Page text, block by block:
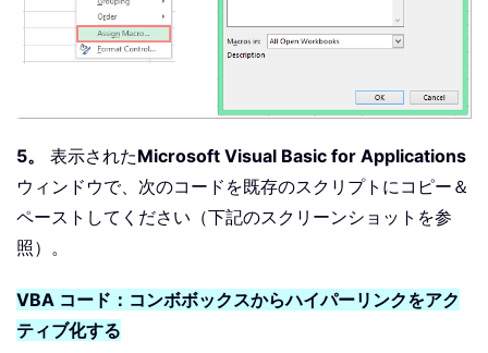
5。 表示されたMicrosoft Visual Basic for Applications
ウィンドウで、次のコードを既存のスクリプトにコピー＆
ペーストしてください（下記のスクリーンショットを参
照）。
VBA コード：コンボボックスからハイパーリンクをアク
ティブ化する